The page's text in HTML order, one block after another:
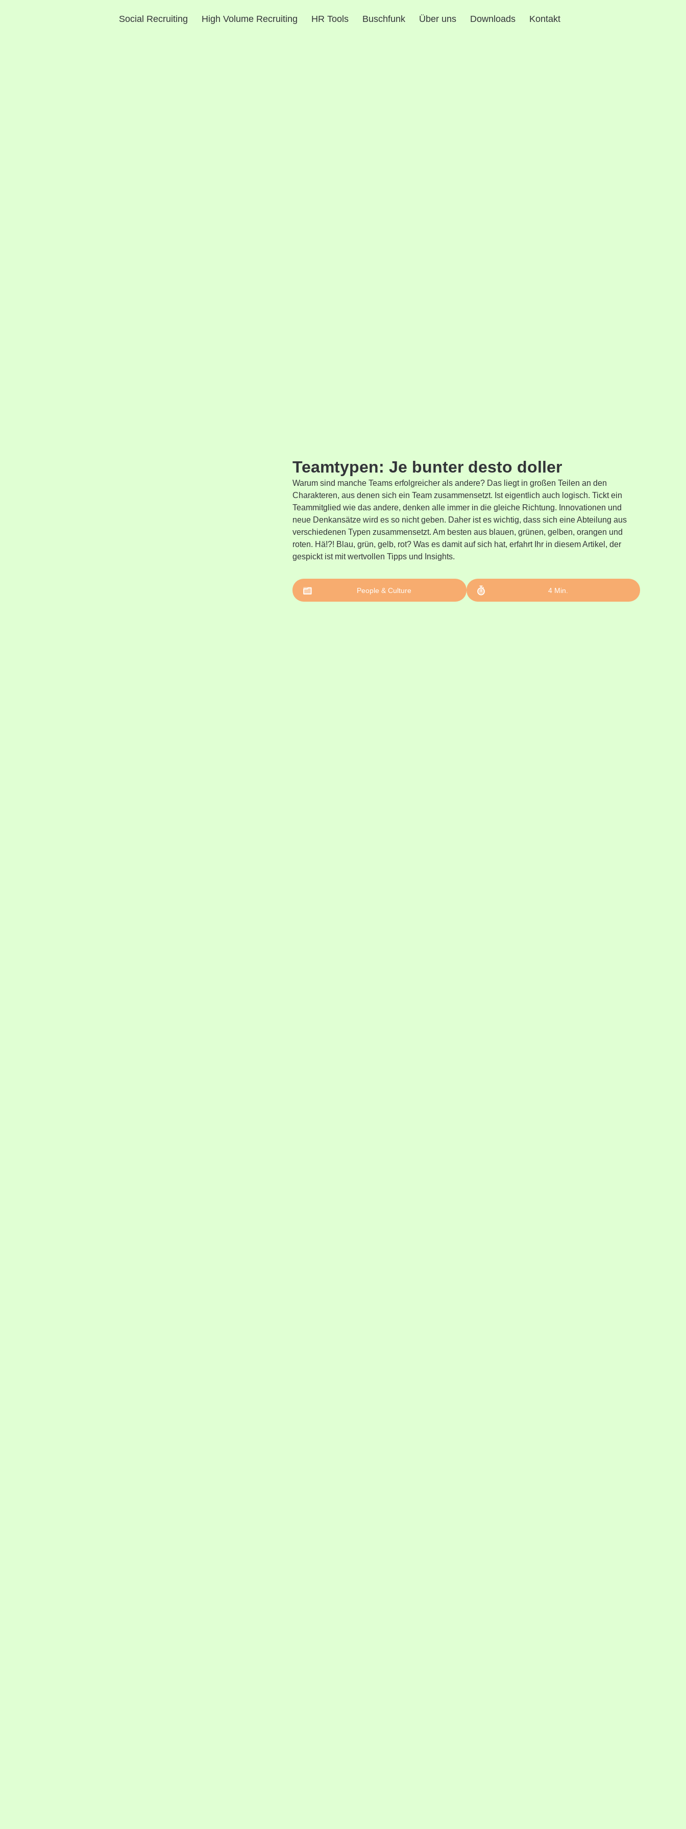
Social Recruiting High Volume Recruiting HR Tools Buschfunk Über uns Downloads Kontakt
Teamtypen: Je bunter desto doller
Warum sind manche Teams erfolgreicher als andere? Das liegt in großen Teilen an den
Charakteren, aus denen sich ein Team zusammensetzt. Ist eigentlich auch logisch. Tickt ein
Teammitglied wie das andere, denken alle immer in die gleiche Richtung. Innovationen und
neue Denkansätze wird es so nicht geben. Daher ist es wichtig, dass sich eine Abteilung aus
verschiedenen Typen zusammensetzt. Am besten aus blauen, grünen, gelben, orangen und
roten. Hä!?! Blau, grün, gelb, rot? Was es damit auf sich hat, erfahrt Ihr in diesem Artikel, der
gespickt ist mit wertvollen Tipps und Insights.
People & Culture 4 Min.